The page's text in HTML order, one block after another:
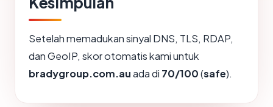
Setelah memadukan sinyal DNS, TLS, RDAP,
dan GeoIP, skor otomatis kami untuk
bradygroup.com.auada di 70/100(safe).